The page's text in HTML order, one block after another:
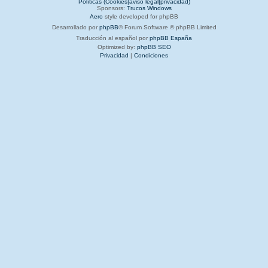
Sponsors: Trucos Windows
Aero style developed for phpBB
Desarrollado por phpBB® Forum Software © phpBB Limited
Traducción al español por phpBB España
Optimized by: phpBB SEO
Privacidad | Condiciones